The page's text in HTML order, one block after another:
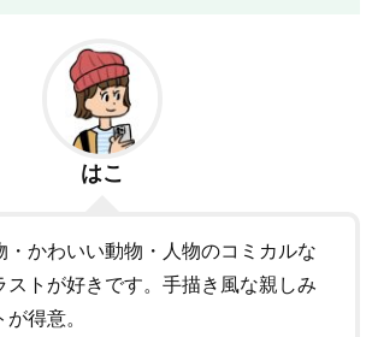
はこ
・かわいい動物・人物のコミカルな
ストが好きです。手描き風な親しみ
得意。